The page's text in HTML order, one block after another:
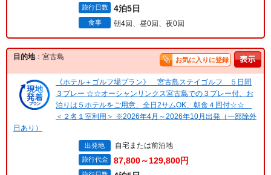
旅行日数 4泊5日
食事 朝4回、昼0回、夜0回
目的地：宮古島 お気に入りに登録
《ホテル＋ゴルフ場プラン》 宮古島ステイゴルフ ５日間
３プレー ☆☆オーシャンリンクス宮古島での３プレー付、お
泊りは５ホテルをご用意、全日2サムOK、朝食４回付☆☆
＜２名１室利用＞ ※2026年4月～2026年10月出発（一部除外
日あり）
出発地 自宅または前泊地
旅行代金 87,800～129,800円